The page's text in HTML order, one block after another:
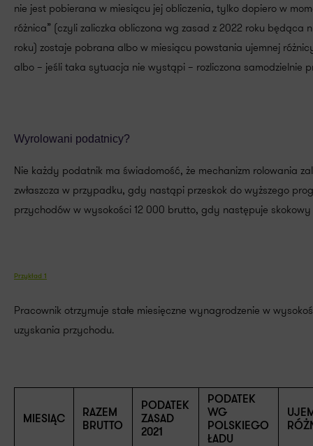
nie jest pobierana w miesiącu jej obliczenia, tylko dopiero w
różnica” (czyli zaliczka obliczona wg zasad z 2022 roku będąca
roku) zostaje pobrana albo w miesiącu powstania ujemnej
albo – jeśli taka sytuacja nie wystąpi – rozliczona samodzielnie
Wyrolowani podatnicy?
Nie każdy podatnik ma świadomość, że mechanizm rolowania
zwłaszcza w przypadku, gdy nastąpi przeskok do wyższego
przychodów w wysokości 12 000 brutto, gdy następuje skokowy
Przykład 1
Pracownik otrzymuje stałe miesięczne wynagrodzenie w
uzyskania przychodu.
MIESIĄC
RAZEM
BRUTTO
PODATEK
ZASAD
2021
PODATEK
WG
POLSKIEGO
ŁADU